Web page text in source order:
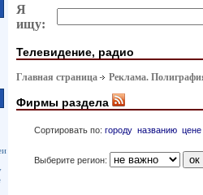
Я
ищу:
Телевидение, радио
Главная страница Реклама.
Фирмы раздела
Сортировать по: городу названию цене
Выберите регион: